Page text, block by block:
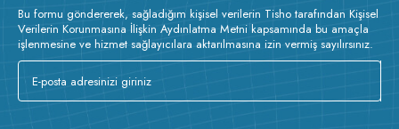
Bu formu göndererek, sağladığım kişisel verilerin Tisho tarafından Kişisel
Verilerin Korunmasına İlişkin Aydınlatma Metni kapsamında bu amaçla
işlenmesine ve hizmet sağlayıcılara aktarılmasına izin vermiş sayılırsınız.